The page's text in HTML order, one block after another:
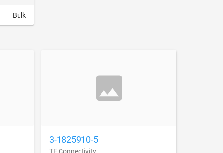
Bulk
3-1825910-5
TE Connectivity